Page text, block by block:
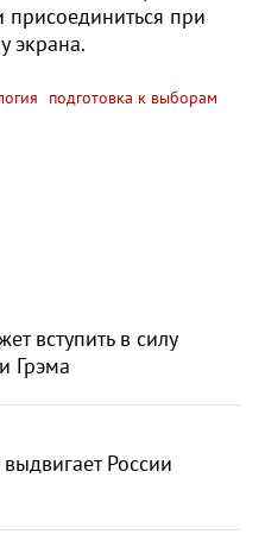
присоединиться при
экрана.
подготовка к выборам
вступить в силу
Грэма
России